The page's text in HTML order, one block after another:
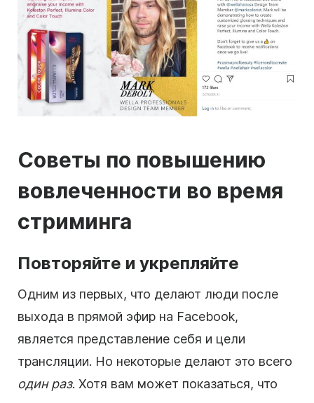
Советы по повышению
вовлеченности во время
стриминга
Повторяйте и укрепляйте
Одним из первых, что делают люди после
выхода в прямой эфир на Facebook,
является представление себя и цели
трансляции. Но некоторые делают это всего
один раз. Хотя вам может показаться, что